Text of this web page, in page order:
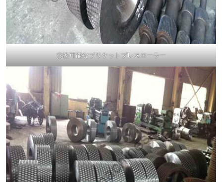
交換可能なブリケットプレスローラー